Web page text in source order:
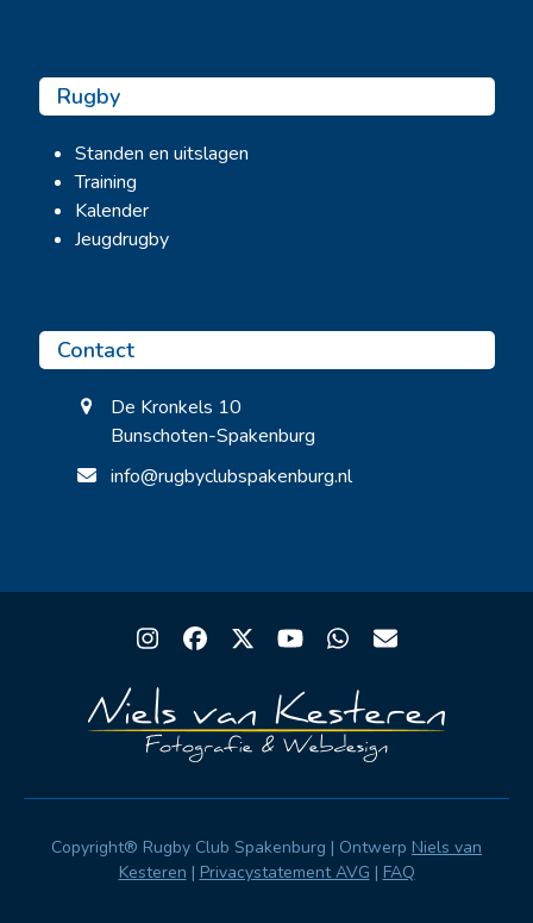
Rugby
Standen en uitslagen
Training
Kalender
Jeugdrugby
Contact
De Kronkels 10
Bunschoten-Spakenburg
info@rugbyclubspakenburg.nl
Instagram
Facebook
TwitterYouTubeWhatsapp
Email
Copyright® Rugby Club Spakenburg | Ontwerp Niels van
Kesteren | Privacystatement AVG | FAQ